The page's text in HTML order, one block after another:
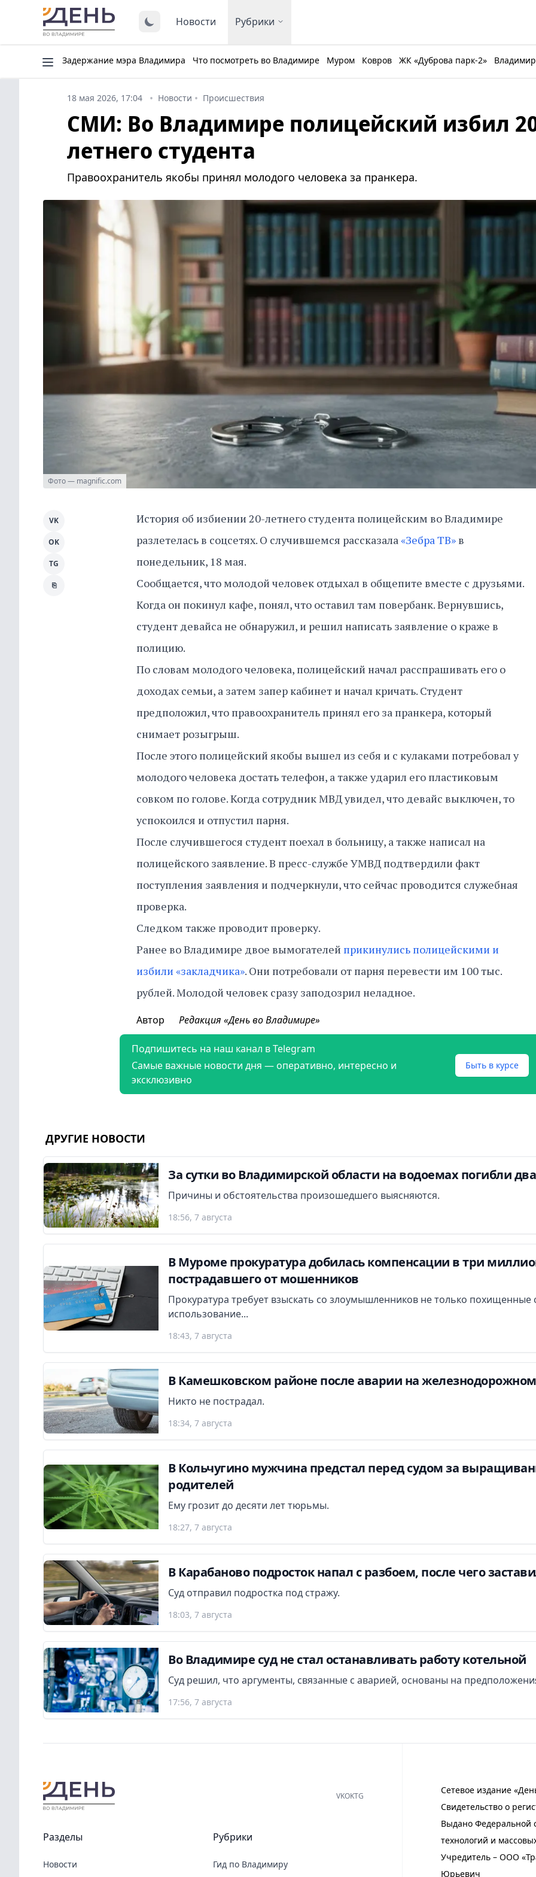
Новости Рубрики
Задержание мэра Владимира Что посмотреть во Владимире Муром Ковров ЖК «Дуброва парк-2»
18 мая 2026, 17:04 Новости Происшествия
СМИ: Во Владимире полицейский избил
летнего студента
Правоохранитель якобы принял молодого человека за пранкера.
Фото — magnific.com
История об избиении 20-летнего студента полицейским во Владимире
разлетелась в соцсетях. О случившемся рассказала «Зебра ТВ» в
понедельник, 18 мая.
Сообщается, что молодой человек отдыхал в общепите вместе с друзьями.
Когда он покинул кафе, понял, что оставил там повербанк. Вернувшись,
студент девайса не обнаружил, и решил написать заявление о краже в
полицию.
По словам молодого человека, полицейский начал расспрашивать его о
доходах семьи, а затем запер кабинет и начал кричать. Студент
предположил, что правоохранитель принял его за пранкера, который
снимает розыгрыш.
После этого полицейский якобы вышел из себя и с кулаками потребовал у
молодого человека достать телефон, а также ударил его пластиковым
совком по голове. Когда сотрудник МВД увидел, что девайс выключен, то
успокоился и отпустил парня.
После случившегося студент поехал в больницу, а также написал на
полицейского заявление. В пресс-службе УМВД подтвердили факт
поступления заявления и подчеркнули, что сейчас проводится служебная
проверка.
Следком также проводит проверку.
Ранее во Владимире двое вымогателей прикинулись полицейскими и
избили «закладчика». Они потребовали от парня перевести им 100 тыс.
рублей. Молодой человек сразу заподозрил неладное.
VK
OK
TG
⎘
Автор Редакция «День во Владимире»
Подпишитесь на наш канал в Telegram
Самые важные новости дня — оперативно, интересно и
эксклюзивно
Быть в курсе
ДРУГИЕ НОВОСТИ
За сутки во Владимирской области на водоемах погибли
Причины и обстоятельства произошедшего выясняются.
18:56, 7 августа
В Муроме прокуратура добилась компенсации в три
пострадавшего от мошенников
Прокуратура требует взыскать со злоумышленников не только похищенные
использование...
18:43, 7 августа
В Камешковском районе после аварии на
Никто не пострадал.
18:34, 7 августа
В Кольчугино мужчина предстал перед судом за
родителей
Ему грозит до десяти лет тюрьмы.
18:27, 7 августа
В Карабаново подросток напал с разбоем, после чего
Суд отправил подростка под стражу.
18:03, 7 августа
Во Владимире суд не стал останавливать работу котельной
Суд решил, что аргументы, связанные с аварией, основаны на
17:56, 7 августа
Сетевое издание
Свидетельство о
Выдано Федеральной
технологий и
Учредитель – ООО
Юрьевич
VKOKTG
Разделы
Новости
Рубрики
Гид по Владимиру